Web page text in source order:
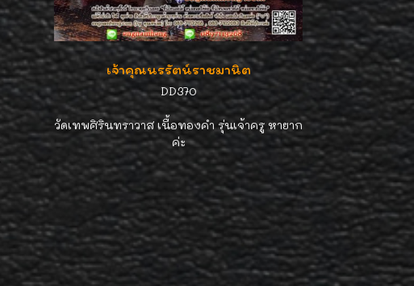
เจ้าคุณนรรัตน์ราชมานิต
DD370
วัดเทพศิรินทราวาส เนื้อทองคำ รุ่นเจ้าครู หายาก
ค่ะ